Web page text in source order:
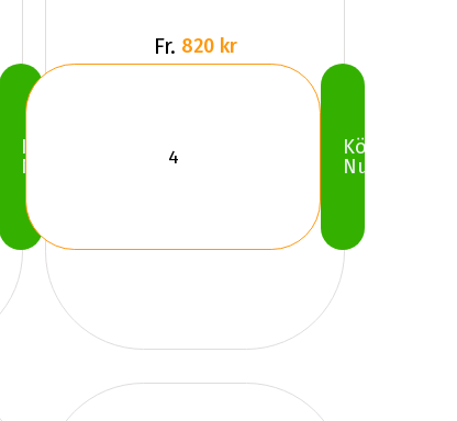
Köp
Nu
Fr. 820 kr
Köp
Nu